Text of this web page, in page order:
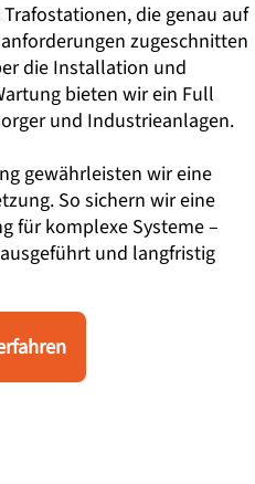
die genau auf
zugeschnitten
die Installation und
bieten wir ein Full
und Industrieanlagen.
gewährleisten wir eine
So sichern wir eine
für komplexe Systeme –
und langfristig